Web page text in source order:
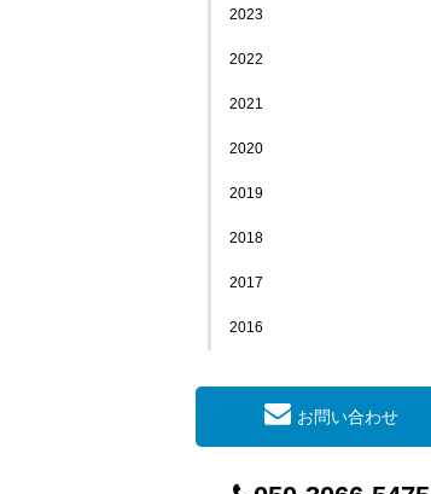
2023
2022
2021
2020
2019
2018
2017
2016
お問い合わせ